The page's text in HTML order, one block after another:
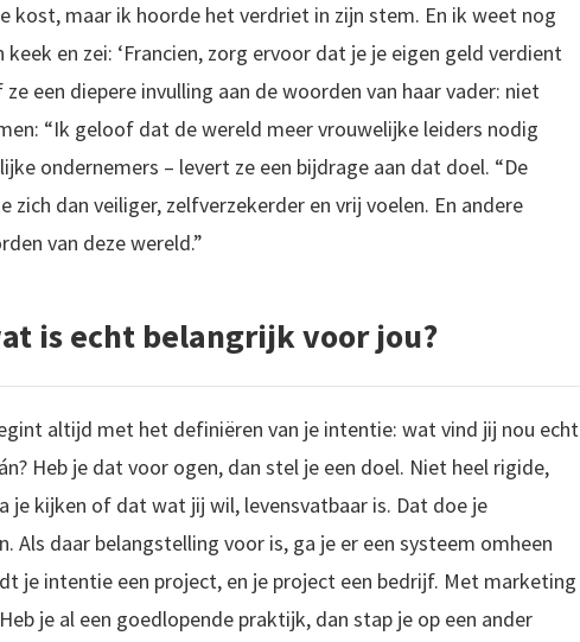
kost, maar ik hoorde het verdriet in zijn stem. En ik weet nog
en zei: ‘Francien, zorg ervoor dat je je eigen geld verdient
een diepere invulling aan de woorden van haar vader: niet
“Ik geloof dat de wereld meer vrouwelijke leiders nodig
ondernemers – levert ze een bijdrage aan dat doel. “De
dan veiliger, zelfverzekerder en vrij voelen. En andere
van deze wereld.”
is echt belangrijk voor jou?
altijd met het definiëren van je intentie: wat vind jij nou echt
Heb je dat voor ogen, dan stel je een doel. Niet heel rigide,
je kijken of dat wat jij wil, levensvatbaar is. Dat doe je
Als daar belangstelling voor is, ga je er een systeem omheen
je intentie een project, en je project een bedrijf. Met marketing
je al een goedlopende praktijk, dan stap je op een ander